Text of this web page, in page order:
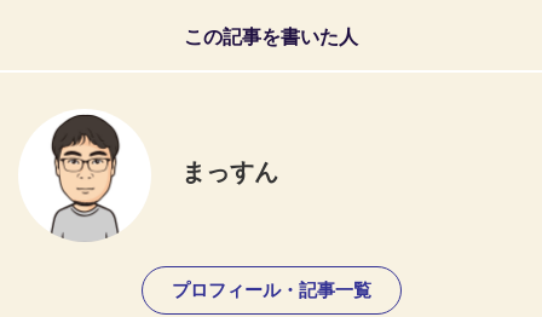
この記事を書いた人
まっすん
プロフィール・記事一覧